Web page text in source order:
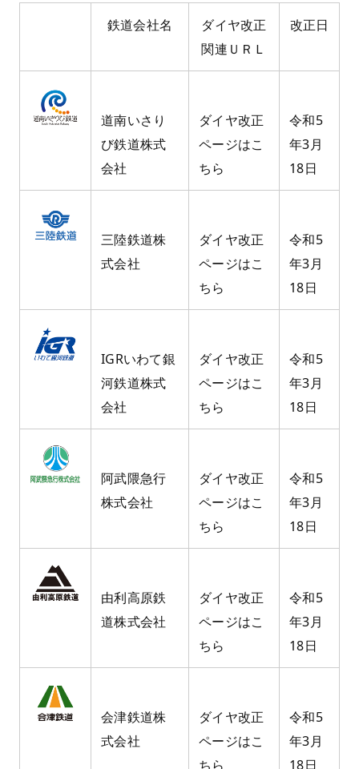
鉄道会社名
ダイヤ改正
関連ＵＲＬ
改正日
道南いさり
び鉄道株式
会社
ダイヤ改正
ページはこ
ちら
令和5
年3月
18日
三陸鉄道株
式会社
ダイヤ改正
ページはこ
ちら
令和5
年3月
18日
IGRいわて銀
河鉄道株式
会社
ダイヤ改正
ページはこ
ちら
令和5
年3月
18日
阿武隈急行
株式会社
ダイヤ改正
ページはこ
ちら
令和5
年3月
18日
由利高原鉄
道株式会社
ダイヤ改正
ページはこ
ちら
令和5
年3月
18日
会津鉄道株
式会社
ダイヤ改正
ページはこ
ちら
令和5
年3月
18日